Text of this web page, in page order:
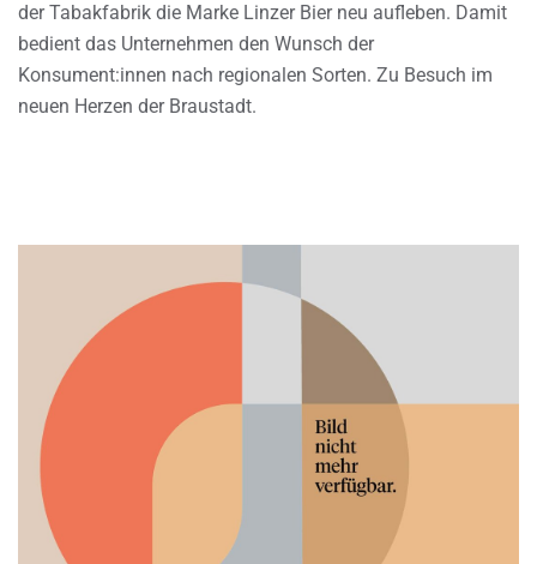
der Tabakfabrik die Marke Linzer Bier neu aufleben. Damit
bedient das Unternehmen den Wunsch der
Konsument:innen nach regionalen Sorten. Zu Besuch im
neuen Herzen der Braustadt.